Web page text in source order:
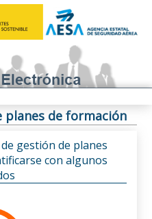
planes de formación
gestión de planes
con algunos